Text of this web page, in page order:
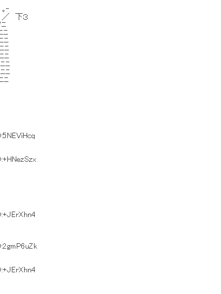
下３
ﾆ
ﾆ
ﾆ
ﾆ
ﾆ
ﾆ
ﾆ